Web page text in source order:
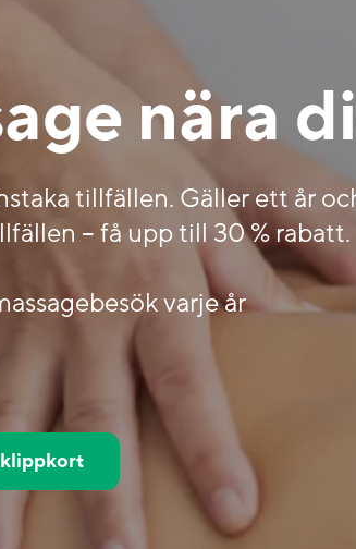
nära
tillfällen. Gäller ett år
– få upp till 30 % rabatt.
varje år